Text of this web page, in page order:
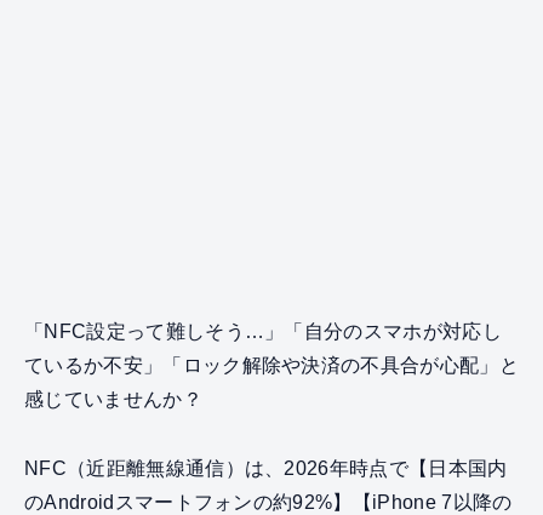
「NFC設定って難しそう…」「自分のスマホが対応し
ているか不安」「ロック解除や決済の不具合が心配」と
感じていませんか？
NFC（近距離無線通信）は、2026年時点で【日本国内
のAndroidスマートフォンの約92%】【iPhone 7以降の